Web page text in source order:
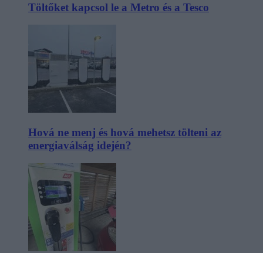
Töltőket kapcsol le a Metro és a Tesco
Hová ne menj és hová mehetsz tölteni az
energiaválság idején?